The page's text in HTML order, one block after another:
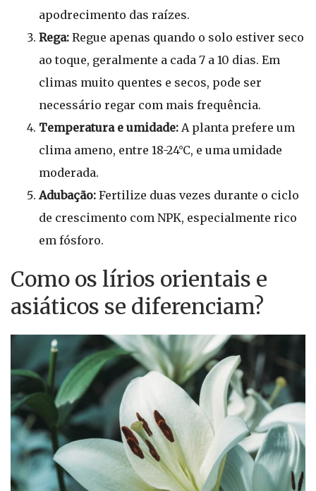
apodrecimento das raízes.
Rega: Regue apenas quando o solo estiver seco
ao toque, geralmente a cada 7 a 10 dias. Em
climas muito quentes e secos, pode ser
necessário regar com mais frequência.
Temperatura e umidade: A planta prefere um
clima ameno, entre 18-24°C, e uma umidade
moderada.
Adubação: Fertilize duas vezes durante o ciclo
de crescimento com NPK, especialmente rico
em fósforo.
Como os lírios orientais e
asiáticos se diferenciam?